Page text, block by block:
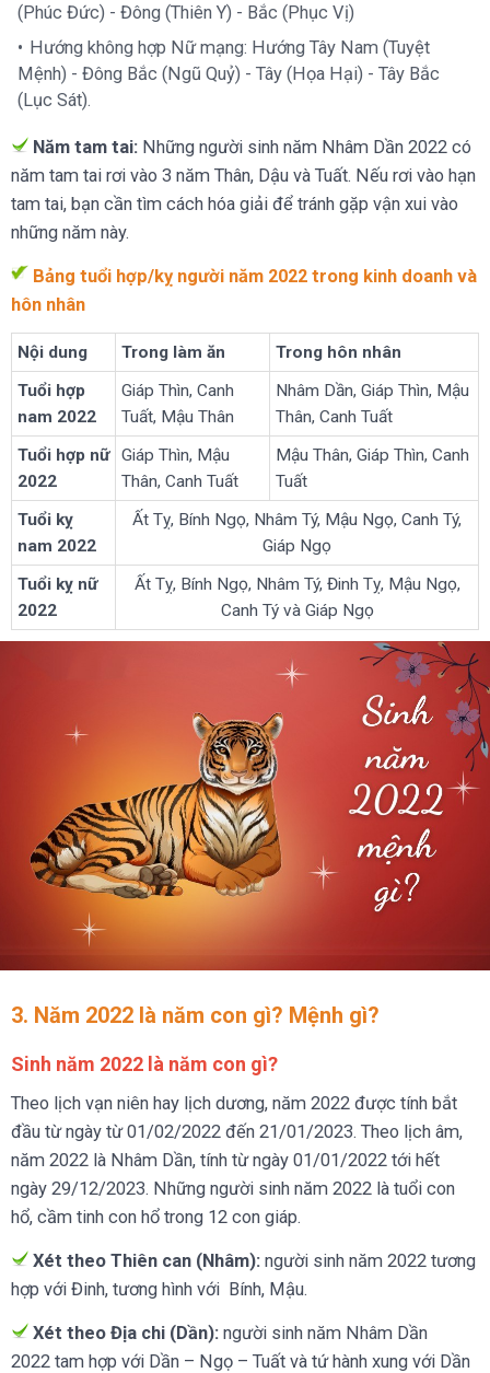
(Phúc Đức) - Đông (Thiên Y) - Bắc (Phục Vị)
Hướng không hợp Nữ mạng: Hướng Tây Nam (Tuyệt
Mệnh) - Đông Bắc (Ngũ Quỷ) - Tây (Họa Hại) - Tây Bắc
(Lục Sát).
Năm tam tai: Những người sinh năm Nhâm Dần 2022 có
năm tam tai rơi vào 3 năm Thân, Dậu và Tuất. Nếu rơi vào hạn
tam tai, bạn cần tìm cách hóa giải để tránh gặp vận xui vào
những năm này.
Bảng tuổi hợp/kỵ người năm 2022 trong kinh doanh và
hôn nhân
Nội dung Trong làm ăn
Trong hôn nhân
Tuổi hợp
nam 2022
Giáp Thìn, Canh
Tuất, Mậu Thân
Nhâm Dần, Giáp Thìn, Mậu
Thân, Canh Tuất
Tuổi hợp nữ
2022
Giáp Thìn, Mậu
Thân, Canh Tuất
Mậu Thân, Giáp Thìn, Canh
Tuất
Tuổi kỵ
nam 2022
Ất Tỵ, Bính Ngọ, Nhâm Tý, Mậu Ngọ, Canh Tý,
Giáp Ngọ
Tuổi kỵ nữ
2022
Ất Tỵ, Bính Ngọ, Nhâm Tý, Đinh Tỵ, Mậu Ngọ,
Canh Tý và Giáp Ngọ
3. Năm 2022 là năm con gì? Mệnh gì?
Sinh năm 2022 là năm con gì?
Theo lịch vạn niên hay lịch dương, năm 2022 được tính bắt
đầu từ ngày từ 01/02/2022 đến 21/01/2023. Theo lịch âm,
năm 2022 là Nhâm Dần, tính từ ngày 01/01/2022 tới hết
ngày 29/12/2023. Những người sinh năm 2022 là tuổi con
hổ, cầm tinh con hổ trong 12 con giáp.
Xét theo Thiên can (Nhâm): người sinh năm 2022 tương
hợp với Đinh, tương hình với Bính, Mậu.
Xét theo Địa chi (Dần): người sinh năm Nhâm Dần
2022 tam hợp với Dần – Ngọ – Tuất và tứ hành xung với Dần